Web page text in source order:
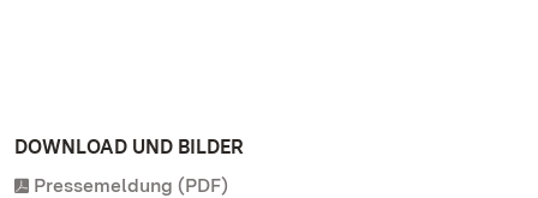
DOWNLOAD UND BILDER
Pressemeldung (PDF)